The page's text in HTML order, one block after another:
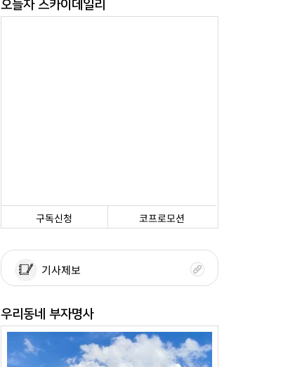
오늘자 스카이데일리
구독신청 코프로모션
기사제보
우리동네 부자명사